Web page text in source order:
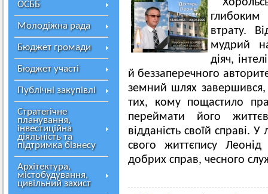
ОСББ
Молодіжна рада
Бюджет громади
Бюджет участі
Публічні закупівлі
Стратегічне
планування,
інвестиційна
діяльність та
підтримка бізнесу
Архітектура,
містобудування,
цивільний захист
втрату.
мудрий
діяч,
й беззаперечного
земний шлях
тих, кому пощастило
переймати його
відданість своїй справі.
свого життєпису
добрих справ, чесного